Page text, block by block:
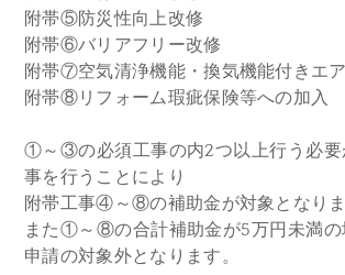
附帯⑤防災性向上改修
附帯⑥バリアフリー改修
附帯⑦空気清浄機能・換気機能付きエ
附帯⑧リフォーム瑕疵保険等への加入
①～③の必須工事の内2つ以上行う必要
事を行うことにより
附帯工事④～⑧の補助金が対象となりま
また①～⑧の合計補助金が5万円未満の
申請の対象外となります。